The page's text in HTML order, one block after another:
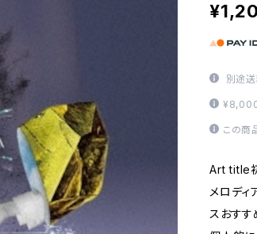
別途送
¥8,000
この商
Art title
メロディ
スおすす